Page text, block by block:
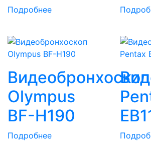
Подробнее
Видеобронхоскоп
Olympus
BF-H190
Подробнее